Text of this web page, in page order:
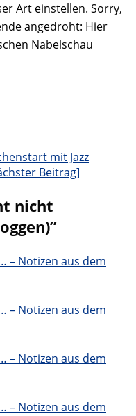
Art einstellen. Sorry,
angedroht: Hier
Nabelschau
mit Jazz
Beitrag]
nicht
”
– Notizen aus dem
– Notizen aus dem
– Notizen aus dem
– Notizen aus dem